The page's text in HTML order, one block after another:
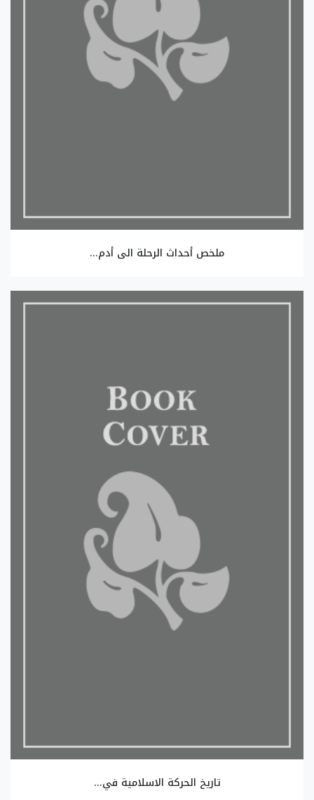
ملخص أحداث الرحلة الى أدم...
تاريخ الحركة الاسلامية في...